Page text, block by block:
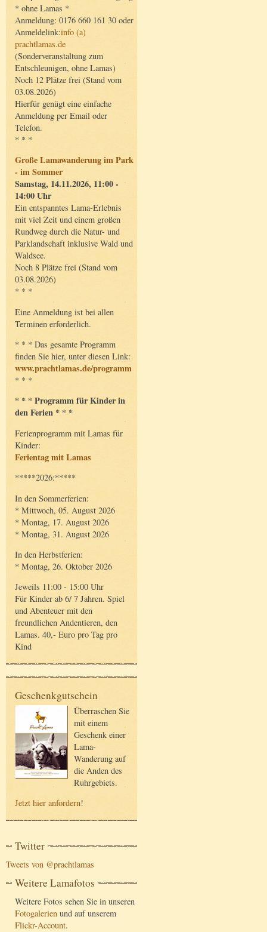
* ohne Lamas *
Anmeldung: 0176 660 161 30 oder
Anmeldelink:info (a)
prachtlamas.de
(Sonderveranstaltung zum
Entschleunigen, ohne Lamas)
Noch 12 Plätze frei (Stand vom
03.08.2026)
Hierfür genügt eine einfache
Anmeldung per Email oder
Telefon.
* * *
Große Lamawanderung im Park
- im Sommer
Samstag, 14.11.2026, 11:00 -
14:00 Uhr
Ein entspanntes Lama-Erlebnis
mit viel Zeit und einem großen
Rundweg durch die Natur- und
Parklandschaft inklusive Wald und
Waldsee.
Noch 8 Plätze frei (Stand vom
03.08.2026)
* * *
Eine Anmeldung ist bei allen
Terminen erforderlich.
* * * Das gesamte Programm
finden Sie hier, unter diesen Link:
www.prachtlamas.de/programm
* * *
* * * Programm für Kinder in
den Ferien * * *
Ferienprogramm mit Lamas für
Kinder:
Ferientag mit Lamas
*****2026:*****
In den Sommerferien:
* Mittwoch, 05. August 2026
* Montag, 17. August 2026
* Montag, 31. August 2026
In den Herbstferien:
* Montag, 26. Oktober 2026
Jeweils 11:00 - 15:00 Uhr
Für Kinder ab 6/ 7 Jahren. Spiel
und Abenteuer mit den
freundlichen Andentieren, den
Lamas. 40,- Euro pro Tag pro
Kind
Geschenkgutschein
Überraschen Sie
mit einem
Geschenk einer
Lama-
Wanderung auf
die Anden des
Ruhrgebiets.
Jetzt hier anfordern!
Twitter
Tweets von @prachtlamas
Weitere Lamafotos
Weitere Fotos sehen Sie in unseren
Fotogalerien und auf unserem
Flickr-Account.